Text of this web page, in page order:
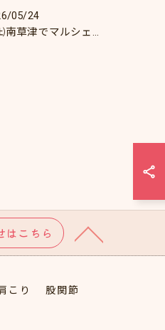
05/24
6/13㈯南草津でマルシェします♪
はこちら
こり 股関節